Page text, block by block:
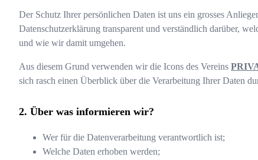
Der Schutz Ihrer persönlichen Daten ist uns ein grosses
Datenschutzerklärung transparent und verständlich darüber,
und wie wir damit umgehen.
Aus diesem Grund verwenden wir die Icons des Vereins
sich rasch einen Überblick über die Verarbeitung Ihrer Daten
Über was informieren wir?
Wer für die Datenverarbeitung verantwortlich ist;
Welche Daten erhoben werden;